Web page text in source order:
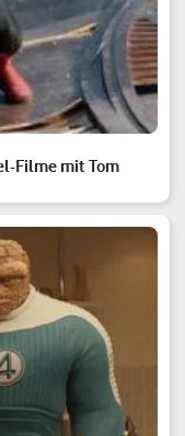
Filme mit Tom